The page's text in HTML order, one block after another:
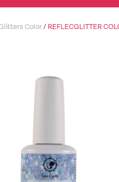
Color/ REFLECGLITTER